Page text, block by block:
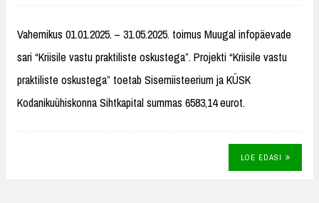
Vahemikus 01.01.2025. – 31.05.2025. toimus Muugal infopäevade
sari “Kriisile vastu praktiliste oskustega”. Projekti “Kriisile vastu
praktiliste oskustega” toetab Sisemiisteerium ja KÜSK
Kodanikuühiskonna Sihtkapital summas 6583,14 eurot.
LOE EDASI